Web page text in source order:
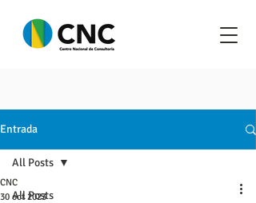
Entrada
All Posts
All Posts
CNC
30 oct 2023